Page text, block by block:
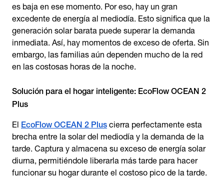
es baja en ese momento. Por eso, hay un gran
excedente de energía al mediodía. Esto significa que la
generación solar barata puede superar la demanda
inmediata. Así, hay momentos de exceso de oferta. Sin
embargo, las familias aún dependen mucho de la red
en las costosas horas de la noche.
Solución para el hogar inteligente: EcoFlow OCEAN 2
Plus
El EcoFlow OCEAN 2 Plus cierra perfectamente esta
brecha entre la solar del mediodía y la demanda de la
tarde. Captura y almacena su exceso de energía solar
diurna, permitiéndole liberarla más tarde para hacer
funcionar su hogar durante el costoso pico de la tarde.